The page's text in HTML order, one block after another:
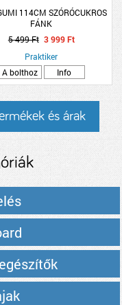
114CM SZÓRÓCUKROS
FÁNK
5 499 Ft 3 999 Ft
Praktiker
A bolthoz
Info
és árak